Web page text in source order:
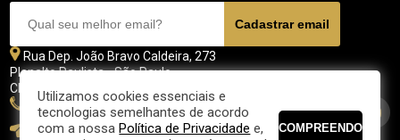
Rua Dep. João Bravo Caldeira, 273
Planalto Paulista - São Paulo
CEP 04071 - 045
11 5070-4700
fpgolfe@fpgolfe.com.br
Utilizamos cookies essenciais e
tecnologias semelhantes de acordo
com a nossaPolítica de Privacidade e,